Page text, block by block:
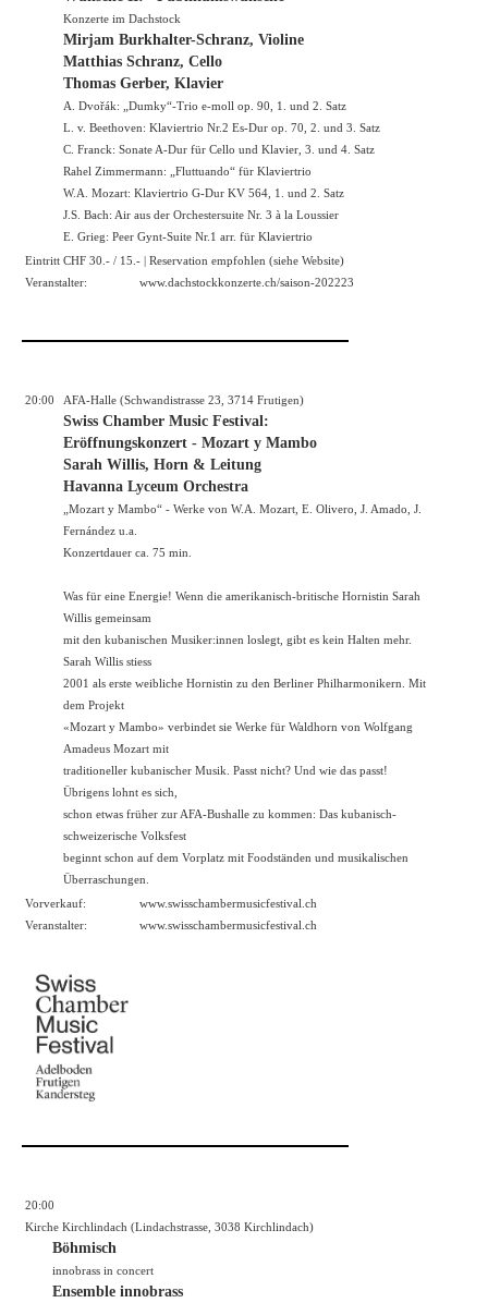
Konzerte im Dachstock
Mirjam Burkhalter-Schranz, Violine
Matthias Schranz, Cello
Thomas Gerber, Klavier
A. Dvořák: „Dumky“-Trio e-moll op. 90, 1. und 2. Satz
L. v. Beethoven: Klaviertrio Nr.2 Es-Dur op. 70, 2. und 3. Satz
C. Franck: Sonate A-Dur für Cello und Klavier, 3. und 4. Satz
Rahel Zimmermann: „Fluttuando“ für Klaviertrio
W.A. Mozart: Klaviertrio G-Dur KV 564, 1. und 2. Satz
J.S. Bach: Air aus der Orchestersuite Nr. 3 à la Loussier
E. Grieg: Peer Gynt-Suite Nr.1 arr. für Klaviertrio
Eintritt CHF 30.- / 15.- | Reservation empfohlen (siehe Website)
Veranstalter:
www.dachstockkonzerte.ch/saison-202223
20:00 AFA-Halle (Schwandistrasse 23, 3714 Frutigen)
Swiss Chamber Music Festival:
Eröffnungskonzert - Mozart y Mambo
Sarah Willis, Horn & Leitung
Havanna Lyceum Orchestra
„Mozart y Mambo“ - Werke von W.A. Mozart, E. Olivero, J. Amado, J.
Fernández u.a.
Konzertdauer ca. 75 min.
Was für eine Energie! Wenn die amerikanisch-britische Hornistin Sarah
Willis gemeinsam
mit den kubanischen Musiker:innen loslegt, gibt es kein Halten mehr.
Sarah Willis stiess
2001 als erste weibliche Hornistin zu den Berliner Philharmonikern. Mit
dem Projekt
«Mozart y Mambo» verbindet sie Werke für Waldhorn von Wolfgang
Amadeus Mozart mit
traditioneller kubanischer Musik. Passt nicht? Und wie das passt!
Übrigens lohnt es sich,
schon etwas früher zur AFA-Bushalle zu kommen: Das kubanisch-
schweizerische Volksfest
beginnt schon auf dem Vorplatz mit Foodständen und musikalischen
Überraschungen.
Vorverkauf:
www.swisschambermusicfestival.ch
Veranstalter:
www.swisschambermusicfestival.ch
20:00
Kirche Kirchlindach (Lindachstrasse, 3038 Kirchlindach)
Böhmisch
innobrass in concert
Ensemble innobrass